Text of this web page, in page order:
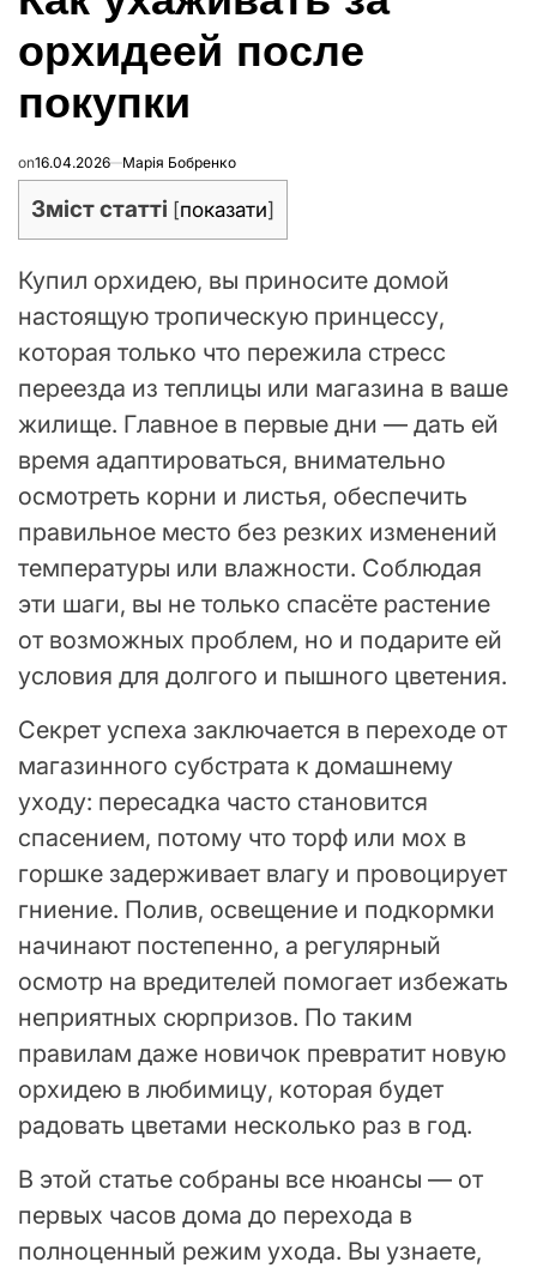
орхидеей после
покупки
on16.04.2026 Марія Бобренко
Зміст статті [показати]
Купил орхидею, вы приносите домой
настоящую тропическую принцессу,
которая только что пережила стресс
переезда из теплицы или магазина в ваше
жилище. Главное в первые дни — дать ей
время адаптироваться, внимательно
осмотреть корни и листья, обеспечить
правильное место без резких изменений
температуры или влажности. Соблюдая
эти шаги, вы не только спасёте растение
от возможных проблем, но и подарите ей
условия для долгого и пышного цветения.
Секрет успеха заключается в переходе от
магазинного субстрата к домашнему
уходу: пересадка часто становится
спасением, потому что торф или мох в
горшке задерживает влагу и провоцирует
гниение. Полив, освещение и подкормки
начинают постепенно, а регулярный
осмотр на вредителей помогает избежать
неприятных сюрпризов. По таким
правилам даже новичок превратит новую
орхидею в любимицу, которая будет
радовать цветами несколько раз в год.
В этой статье собраны все нюансы — от
первых часов дома до перехода в
полноценный режим ухода. Вы узнаете,